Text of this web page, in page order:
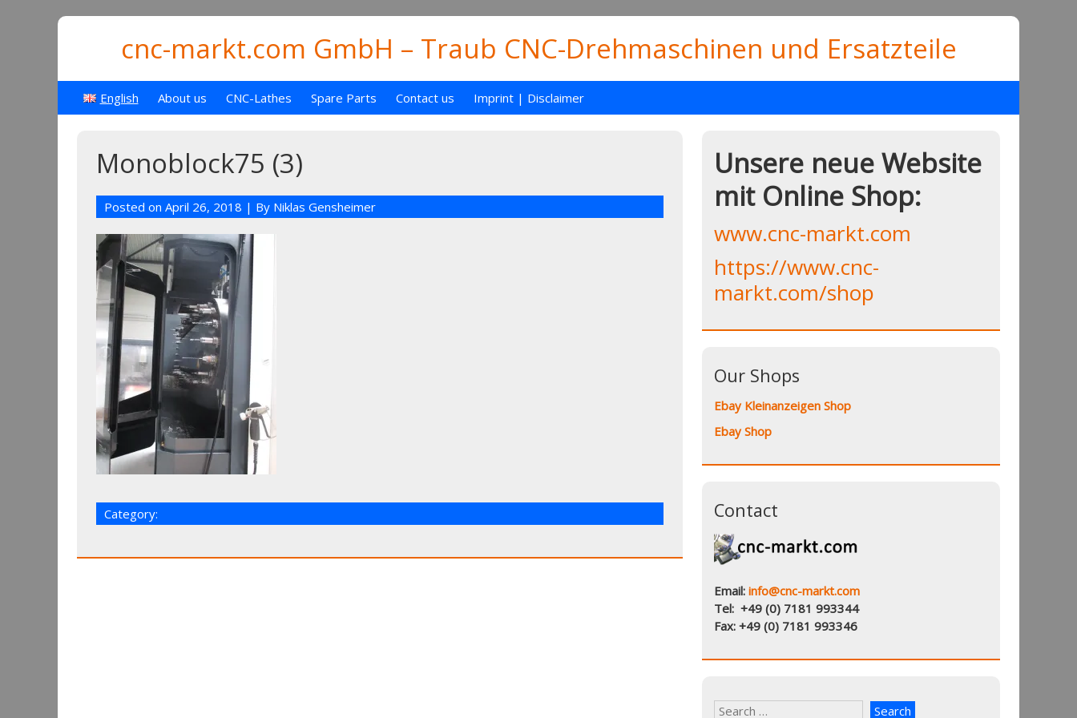
cnc-markt.com GmbH – Traub CNC-Drehmaschinen und Ersatzteile
English About us CNC-Lathes Spare Parts Contact us Imprint | Disclaimer
Monoblock75 (3)
Posted on April 26, 2018 | By Niklas Gensheimer
Category:
Unsere neue Website
mit Online Shop:
www.cnc-markt.com
https://www.cnc-
markt.com/shop
Our Shops
Ebay Kleinanzeigen Shop
Ebay Shop
Contact
Email: info@cnc-markt.com
Tel: +49 (0) 7181 993344
Fax: +49 (0) 7181 993346